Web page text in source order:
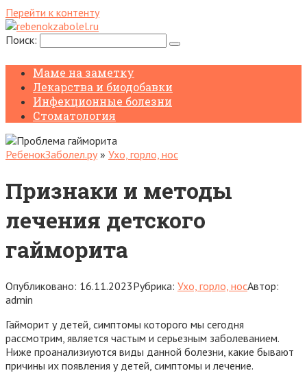
Перейти к контенту
Поиск:
Маме на заметку
Лекарства и биодобавки
Инфекционные болезни
Стоматология
РебенокЗаболел.ру» Ухо, горло, нос
Признаки и методы
лечения детского
гайморита
Опубликовано: 16.11.2023Рубрика: Ухо, горло, носАвтор:
admin
Гайморит у детей, симптомы которого мы сегодня
рассмотрим, является частым и серьезным заболеванием.
Ниже проанализиуются виды данной болезни, какие бывают
причины их появления у детей, симптомы и лечение.